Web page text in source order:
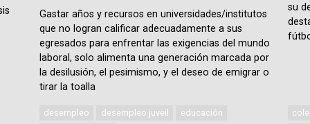
Gastar años y recursos en universidades/institutos
que no logran calificar adecuadamente a sus
egresados para enfrentar las exigencias del mundo
laboral, solo alimenta una generación marcada por
la desilusión, el pesimismo, y el deseo de emigrar o
tirar la toalla
desempleo desempleo juveil
educación
su